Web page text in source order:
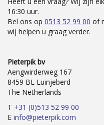
16:30 uur.
Bel ons op 0513 52 99 00 of
wij helpen u graag verder.
Pieterpik bv
Aengwirderweg 167
8459 BL Luinjeberd
The Netherlands
T +31 (0)513 52 99 00
E info@pieterpik.com